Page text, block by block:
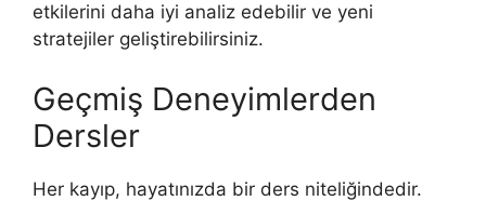
etkilerini daha iyi analiz edebilir ve yeni
stratejiler geliştirebilirsiniz.
Geçmiş Deneyimlerden
Dersler
Her kayıp, hayatınızda bir ders niteliğindedir.